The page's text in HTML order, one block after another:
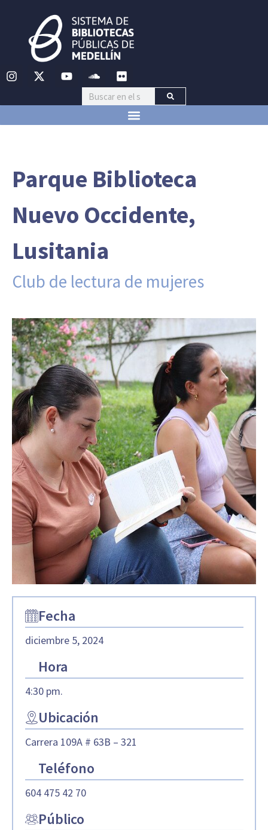
Parque Biblioteca
Nuevo Occidente,
Lusitania
Club de lectura de mujeres
Fecha
diciembre 5, 2024
Hora
4:30 pm.
Ubicación
Carrera 109A # 63B – 321
Teléfono
604 475 42 70
Público